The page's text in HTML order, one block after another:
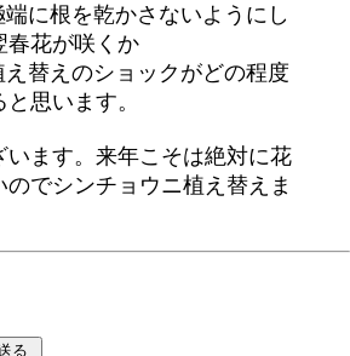
に根を乾かさないようにし
春花が咲くか
替えのショックがどの程度
思います。
います。来年こそは絶対に花
のでシンチョウニ植え替えま